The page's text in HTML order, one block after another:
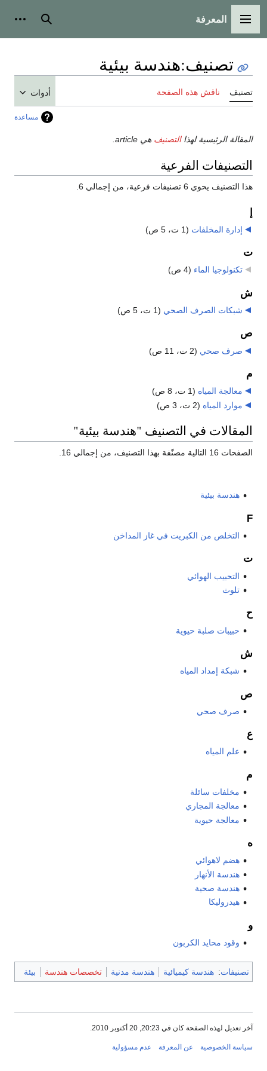
القائمة الرئيسية
المعرفة بحث
تصنيف:هندسة بيئية
تصنيف ناقش هذه الصفحة أدوات
مساعدة
المقالة الرئيسية لهذاالتصنيف هي article.
التصنيفات الفرعية
هذا التصنيف يحوي 6 تصنيفات فرعية، من إجمالي 6.
إدارة المخلفات (1 ت، 5 ص)
ت
تكنولوجيا الماء (4 ص)
ش
شبكات الصرف الصحي (1 ت، 5 ص)
ص
صرف صحي (2 ت، 11 ص)
م
معالجة المياه (1 ت، 8 ص)
موارد المياه (2 ت، 3 ص)
المقالات في التصنيف "هندسة بيئية"
الصفحات 16 التالية مصنّفة بهذا التصنيف، من إجمالي 16.
هندسة بيئية
F
التخلص من الكبريت في غاز المداخن
ت
التحبيب الهوائي
تلوث
ح
حبيبات صلبة حيوية
ش
شبكة إمداد المياه
ص
صرف صحي
ع
علم المياه
م
مخلفات سائلة
معالجة المجاري
معالجة حيوية
ه
هضم لاهوائي
هندسة الأنهار
هندسة صحية
هيدروليكا
و
وقود محايد الكربون
تصنيفات: هندسة كيميائية هندسة مدنية تخصصات هندسة بيئة
آخر تعديل لهذه الصفحة كان في 20:23, 20 أكتوبر 2010.
سياسة الخصوصية عن المعرفة عدم مسؤولية